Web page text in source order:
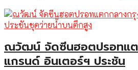
ณวัฒน์ จัดซีนฮอตปรอทแ
แกรนด์ อินเตอร์ฯ ประชัน